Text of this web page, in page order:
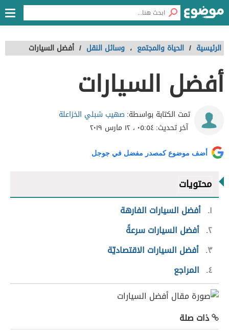
الرئيسية / الحياة والمجتمع ، وسائل النقل / أفضل السيارات
أفضل السيارات
تمت الكتابة بواسطة: صهيب شبلي الخزاعلة
آخر تحديث:٠٥:٥٤ ، ١٢ مارس ٢٠١٩
أضف موضوع كمصدر مفضل في جوجل
محتويات
١ أفضل السيارات الفارهة
٢ أفضل السيارات سرعةً
٣ أفضل السيارات الاقتصاديّة
٤
المراجع
ذات صلة